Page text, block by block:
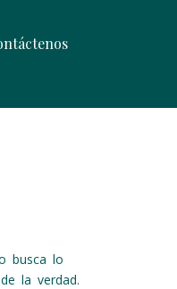
busca lo
la verdad.